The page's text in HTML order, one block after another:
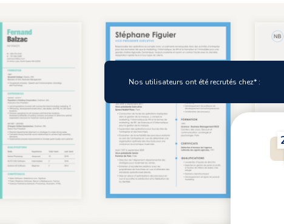
Nos utilisateurs ont été recrutés chez* :